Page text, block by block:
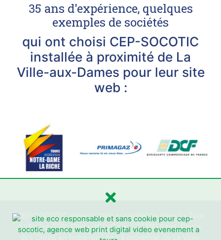
35 ans d'expérience, quelques
exemples de sociétés
qui ont choisi CEP-SOCOTIC
installée à proximité de La
Ville-aux-Dames pour leur site
web :
CEP-SOCOTIC Agence Web est installée dans La Tour
St Pierre TGV, Place de la Gare - 37700 Saint-Pierre
des Corps en Indre-et-Loire à proximité de La Ville-